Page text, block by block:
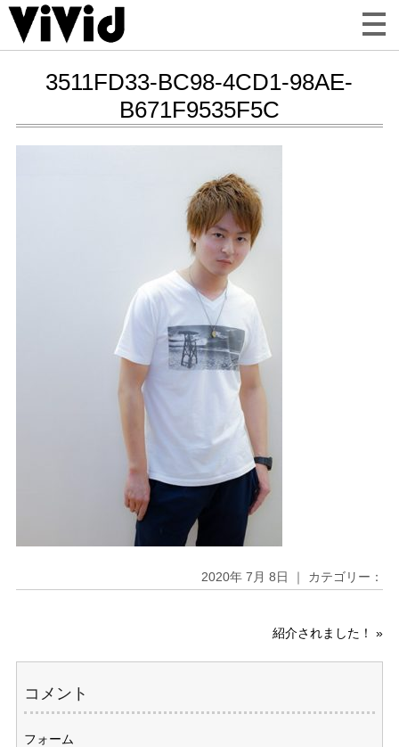
3511FD33-BC98-4CD1-98AE-
B671F9535F5C
2020年 7月 8日 ｜ カテゴリー：
紹介されました！ »
コメント
フォーム